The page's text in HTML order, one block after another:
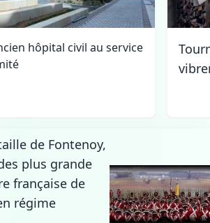
hôpital civil au service
de Fontenoy,
plus grande
française de
régime